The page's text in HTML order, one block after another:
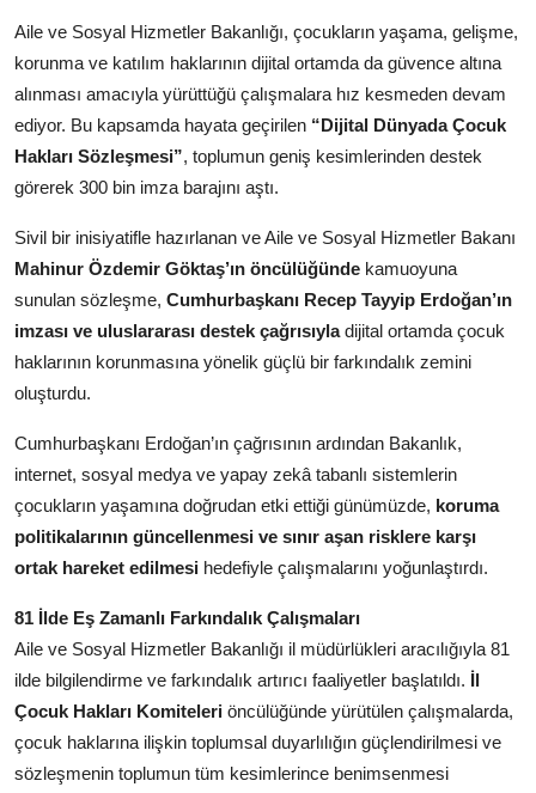
Aile ve Sosyal Hizmetler Bakanlığı, çocukların yaşama, gelişme,
korunma ve katılım haklarının dijital ortamda da güvence altına
alınması amacıyla yürüttüğü çalışmalara hız kesmeden devam
ediyor. Bu kapsamda hayata geçirilen “Dijital Dünyada Çocuk
Hakları Sözleşmesi”, toplumun geniş kesimlerinden destek
görerek 300 bin imza barajını aştı.
Sivil bir inisiyatifle hazırlanan ve Aile ve Sosyal Hizmetler Bakanı
Mahinur Özdemir Göktaş’ın öncülüğünde kamuoyuna
sunulan sözleşme, Cumhurbaşkanı Recep Tayyip Erdoğan’ın
imzası ve uluslararası destek çağrısıyladijital ortamda çocuk
haklarının korunmasına yönelik güçlü bir farkındalık zemini
oluşturdu.
Cumhurbaşkanı Erdoğan’ın çağrısının ardından Bakanlık,
internet, sosyal medya ve yapay zekâ tabanlı sistemlerin
çocukların yaşamına doğrudan etki ettiği günümüzde, koruma
politikalarının güncellenmesi ve sınır aşan risklere karşı
ortak hareket edilmesi hedefiyle çalışmalarını yoğunlaştırdı.
81 İlde Eş Zamanlı Farkındalık Çalışmaları
Aile ve Sosyal Hizmetler Bakanlığı il müdürlükleri aracılığıyla 81
ilde bilgilendirme ve farkındalık artırıcı faaliyetler başlatıldı. İl
Çocuk Hakları Komiteleri öncülüğünde yürütülen çalışmalarda,
çocuk haklarına ilişkin toplumsal duyarlılığın güçlendirilmesi ve
sözleşmenin toplumun tüm kesimlerince benimsenmesi